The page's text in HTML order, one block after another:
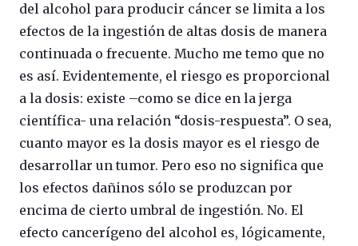
del alcohol para producir cáncer se limita a los
efectos de la ingestión de altas dosis de manera
continuada o frecuente. Mucho me temo que no
es así. Evidentemente, el riesgo es proporcional
a la dosis: existe –como se dice en la jerga
científica- una relación “dosis-respuesta”. O sea,
cuanto mayor es la dosis mayor es el riesgo de
desarrollar un tumor. Pero eso no significa que
los efectos dañinos sólo se produzcan por
encima de cierto umbral de ingestión. No. El
efecto cancerígeno del alcohol es, lógicamente,